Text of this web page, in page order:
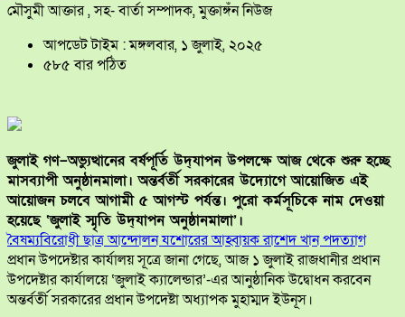
মৌসুমী আক্তার , সহ- বার্তা সম্পাদক, মুক্তাঙ্গঁন নিউজ
আপডেট টাইম : মঙ্গলবার, ১ জুলাই, ২০২৫
৫৮৫ বার পঠিত
জুলাই গণ–অভ্যুত্থানের বর্ষপূর্তি উদ্‌যাপন উপলক্ষে আজ থেকে শুরু হচ্ছে
মাসব্যাপী অনুষ্ঠানমালা। অন্তর্বর্তী সরকারের উদ্যোগে আয়োজিত এই
আয়োজন চলবে আগামী ৫ আগস্ট পর্যন্ত। পুরো কর্মসূচিকে নাম দেওয়া
হয়েছে ‘জুলাই স্মৃতি উদ্‌যাপন অনুষ্ঠানমালা’।
বৈষম্যবিরোধী ছাত্র আন্দোলন যশোরের আহ্বায়ক রাশেদ খান পদত্যাগ
প্রধান উপদেষ্টার কার্যালয় সূত্রে জানা গেছে, আজ ১ জুলাই রাজধানীর প্রধান
উপদেষ্টার কার্যালয়ে ‘জুলাই ক্যালেন্ডার’-এর আনুষ্ঠানিক উদ্বোধন করবেন
অন্তর্বর্তী সরকারের প্রধান উপদেষ্টা অধ্যাপক মুহাম্মদ ইউনূস।